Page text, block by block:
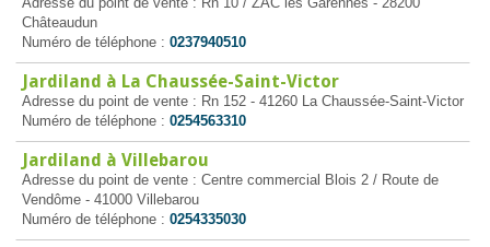
Châteaudun
Numéro de téléphone : 0237940510
Jardiland à La Chaussée-Saint-Victor
Adresse du point de vente : Rn 152 - 41260 La Chaussée-Saint-Victor
Numéro de téléphone : 0254563310
Jardiland à Villebarou
Adresse du point de vente : Centre commercial Blois 2 / Route de
Vendôme - 41000 Villebarou
Numéro de téléphone : 0254335030